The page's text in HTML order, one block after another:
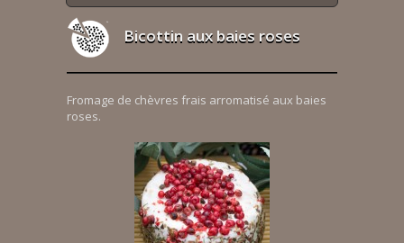
Bicottin aux baies roses
Fromage de chèvres frais arromatisé aux baies
roses.